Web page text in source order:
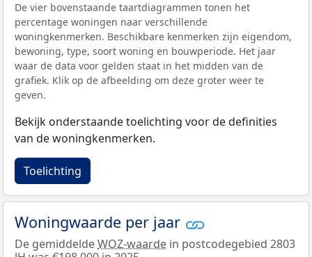
De vier bovenstaande taartdiagrammen tonen het
percentage woningen naar verschillende
woningkenmerken. Beschikbare kenmerken zijn eigendom,
bewoning, type, soort woning en bouwperiode. Het jaar
waar de data voor gelden staat in het midden van de
grafiek. Klik op de afbeelding om deze groter weer te
geven.
Bekijk onderstaande toelichting voor de definities
van de woningkenmerken.
Toelichting
Woningwaarde per jaar
De gemiddeldeWOZ-waarde in postcodegebied 2803